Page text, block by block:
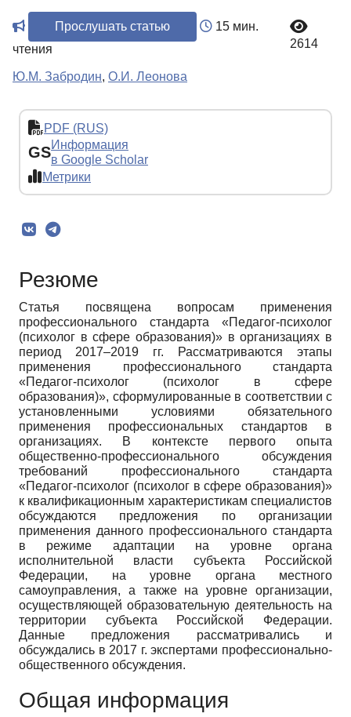
Прослушать статью
15 мин.
чтения
2614
Ю.М. Забродин, О.И. Леонова
PDF (RUS)
GSИнформация
в Google Scholar
Метрики
Резюме
Статья посвящена вопросам применения
профессионального стандарта «Педагог-психолог
(психолог в сфере образования)» в организациях в
период 2017–2019 гг. Рассматриваются этапы
применения профессионального стандарта
«Педагог-психолог (психолог в сфере
образования)», сформулированные в соответствии с
установленными условиями обязательного
применения профессиональных стандартов в
организациях. В контексте первого опыта
общественно-профессионального обсуждения
требований профессионального стандарта
«Педагог-психолог (психолог в сфере образования)»
к квалификационным характеристикам специалистов
обсуждаются предложения по организации
применения данного профессионального стандарта
в режиме адаптации на уровне органа
исполнительной власти субъекта Российской
Федерации, на уровне органа местного
самоуправления, а также на уровне организации,
осуществляющей образовательную деятельность на
территории субъекта Российской Федерации.
Данные предложения рассматривались и
обсуждались в 2017 г. экспертами профессионально-
общественного обсуждения.
Общая информация